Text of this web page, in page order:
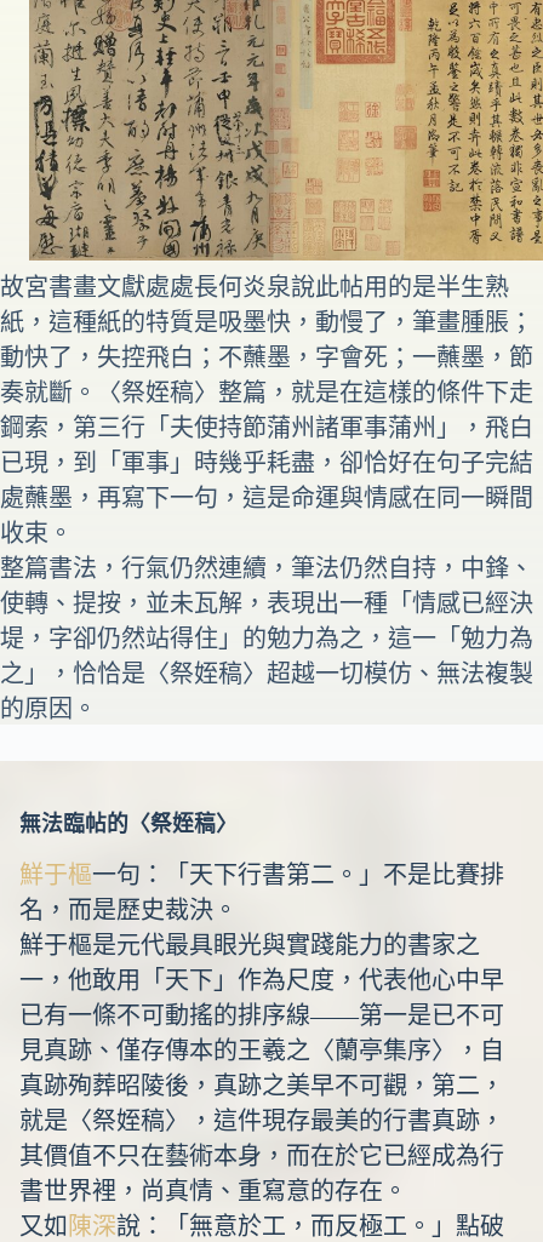
故宮書畫文獻處處長何炎泉說此帖用的是半生熟
紙，這種紙的特質是吸墨快，動慢了，筆畫腫脹；
動快了，失控飛白；不蘸墨，字會死；一蘸墨，節
奏就斷。〈祭姪稿〉整篇，就是在這樣的條件下走
鋼索，第三行「夫使持節蒲州諸軍事蒲州」，飛白
已現，到「軍事」時幾乎耗盡，卻恰好在句子完結
處蘸墨，再寫下一句，這是命運與情感在同一瞬間
收束。
整篇書法，行氣仍然連續，筆法仍然自持，中鋒、
使轉、提按，並未瓦解，表現出一種「情感已經決
堤，字卻仍然站得住」的勉力為之，這一「勉力為
之」，恰恰是〈祭姪稿〉超越一切模仿、無法複製
的原因。
無法臨帖的〈祭姪稿〉
鮮于樞一句：「天下行書第二。」不是比賽排
名，而是歷史裁決。
鮮于樞是元代最具眼光與實踐能力的書家之
一，他敢用「天下」作為尺度，代表他心中早
已有一條不可動搖的排序線——第一是已不可
見真跡、僅存傳本的王羲之〈蘭亭集序〉，自
真跡殉葬昭陵後，真跡之美早不可觀，第二，
就是〈祭姪稿〉，這件現存最美的行書真跡，
其價值不只在藝術本身，而在於它已經成為行
書世界裡，尚真情、重寫意的存在。
又如 陳深說：「無意於工，而反極工。」點破